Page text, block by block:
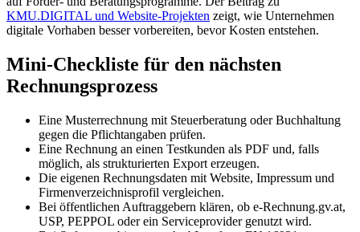
KMU.DIGITAL und Website-Projekten zeigt, wie Unternehmen
digitale Vorhaben besser vorbereiten, bevor Kosten entstehen.
Mini-Checkliste für den nächsten
Rechnungsprozess
Eine Musterrechnung mit Steuerberatung oder Buchhaltung
gegen die Pflichtangaben prüfen.
Eine Rechnung an einen Testkunden als PDF und, falls
möglich, als strukturierten Export erzeugen.
Die eigenen Rechnungsdaten mit Website, Impressum und
Firmenverzeichnisprofil vergleichen.
Bei öffentlichen Auftraggebern klären, ob e-Rechnung.gv.at,
USP, PEPPOL oder ein Serviceprovider genutzt wird.